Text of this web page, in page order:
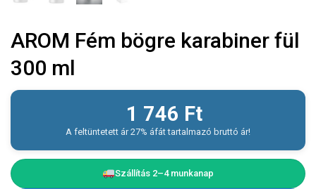
AROM Fém bögre karabiner fül
300 ml
1 746 Ft
A feltüntetett ár 27% áfát tartalmazó bruttó ár!
Szállítás 2–4 munkanap